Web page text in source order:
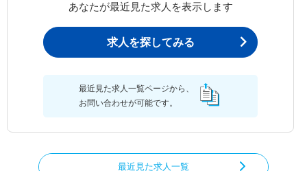
あなたが最近見た求人を表示します
求人を探してみる
最近見た求人一覧ページから、
お問い合わせが可能です。
最近見た求人一覧